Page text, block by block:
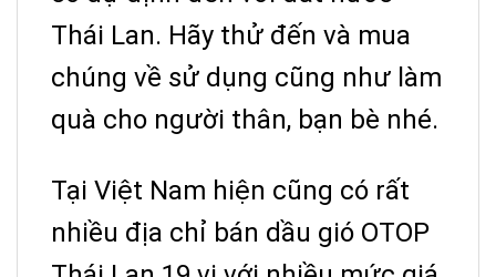
Thái Lan. Hãy thử đến và mua
chúng về sử dụng cũng như làm
quà cho người thân, bạn bè nhé.
Tại Việt Nam hiện cũng có rất
nhiều địa chỉ bán dầu gió OTOP